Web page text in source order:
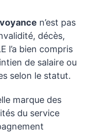
n’est pas
décès,
l’a bien compris
de salaire ou
selon le statut.
marque des
du service